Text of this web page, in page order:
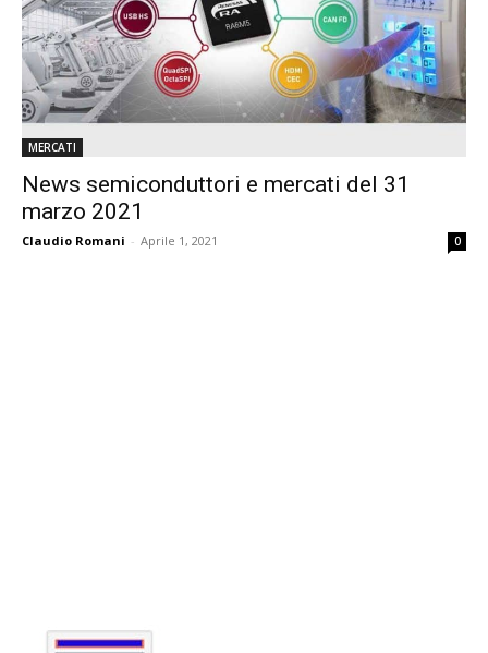
MERCATI
News semiconduttori e mercati del 31
marzo 2021
Claudio Romani - Aprile 1, 2021 0